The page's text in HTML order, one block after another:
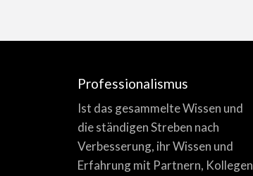
Professionalismus
Ist das gesammelte Wissen und
die ständigen Streben nach
Verbesserung, ihr Wissen und
Erfahrung mit Partnern, Kollegen